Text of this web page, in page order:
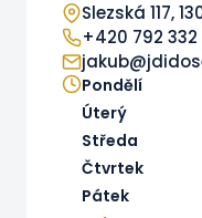
Slezská 117,
+420 792 332
Pondělí
Úterý
Středa
Čtvrtek
Pátek